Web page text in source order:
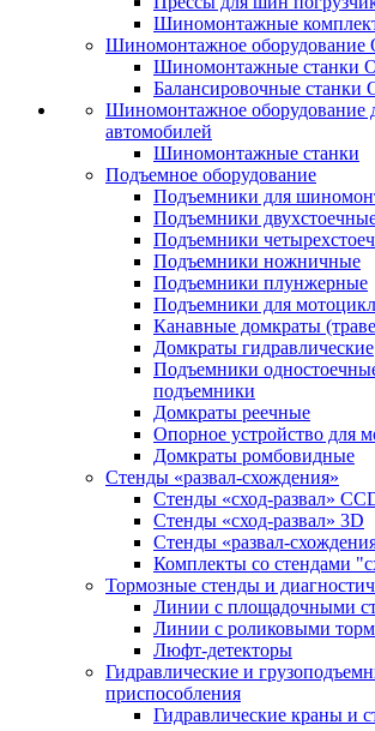
Шиномонтажные
Шиномонтажное
Шиномонтажные станки
Балансировочные
Шиномонтажное оборудование
автомобилей
Шиномонтажные станки
Подъемное оборудование
Подъемники для
Подъемники
Подъемники
Подъемники ножничные
Подъемники плунжерные
Подъемники для
Канавные домкраты
Домкраты гидравлические
Подъемники
подъемники
Домкраты реечные
Опорное устройство для
Домкраты ромбовидные
Стенды «развал-схождения»
Стенды «сход-развал»
Стенды «сход-развал» 3D
Стенды «развал-
Комплекты со стендами
Тормозные стенды и
Линии с площадочными
Линии с роликовыми
Люфт-детекторы
Гидравлические и
приспособления
Гидравлические краны и